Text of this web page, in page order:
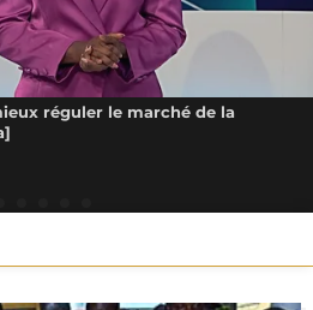
réguler le marché de la